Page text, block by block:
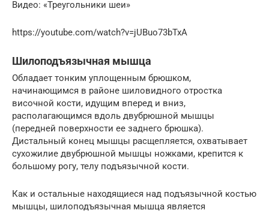
Видео: «Треугольники шеи»
https://youtube.com/watch?v=jUBuo73bTxA
Шилоподъязычная мышца
Обладает тонким уплощенным брюшком,
начинающимся в районе шиловидного отростка
височной кости, идущим вперед и вниз,
располагающимся вдоль двубрюшной мышцы
(передней поверхности ее заднего брюшка).
Дистальный конец мышцы расщепляется, охватывает
сухожилие двубрюшной мышцы ножками, крепится к
большому рогу, телу подъязычной кости.
Как и остальные находящиеся над подъязычной костью
мышцы, шилоподъязычная мышца является